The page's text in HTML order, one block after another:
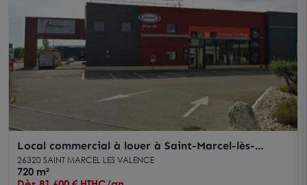
Local commercial à louer à Saint-Marcel-lès-
Valence visibilité exceptionnelle
26320 SAINT MARCEL LES VALENCE
720 m²